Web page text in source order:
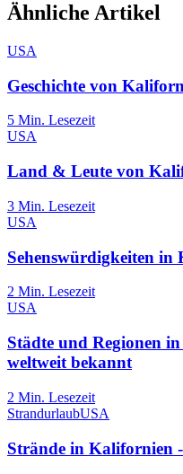
Ähnliche Artikel
USA
Geschichte von
5 Min. Lesezeit
USA
Land & Leute von
3 Min. Lesezeit
USA
Sehenswürdigkeiten in
2 Min. Lesezeit
USA
Städte und Regionen
weltweit bekannt
2 Min. Lesezeit
StrandurlaubUSA
Strände in Kalifornien